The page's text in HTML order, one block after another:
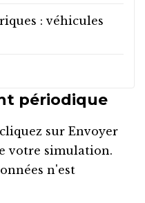
périodique
sur Envoyer
votre simulation.
n'est
: véhicules